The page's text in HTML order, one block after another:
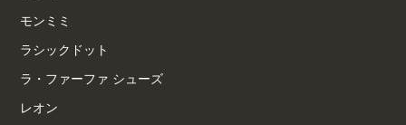
モンミミ
ラシックドット
ラ・ファーファ シューズ
レオン